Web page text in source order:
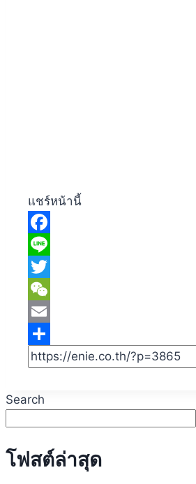
แชร์หน้านี้
Facebook
Line
Twitter
WeChat
Email
Share
Search
โฟสต์ล่าสุด